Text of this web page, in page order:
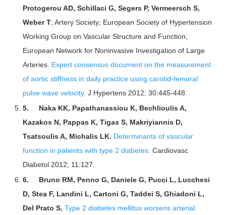
Protogerou AD, Schillaci G, Segers P, Vermeersch S,
Weber T; Artery Society; European Society of Hypertension
Working Group on Vascular Structure and Function;
European Network for Noninvasive Investigation of Large
Arteries. Expert consensus document on the measurement
of aortic stiffness in daily practice using carotid-femoral
pulse wave velocity. J Hypertens 2012; 30:445-448.
5. Naka KK, Papathanassiou K, Bechlioulis A,
Kazakos N, Pappas K, Tigas S, Makriyiannis D,
Tsatsoulis A, Michalis LK. Determinants of vascular
function in patients with type 2 diabetes. Cardiovasc
Diabetol 2012; 11:127.
6. Bruno RM, Penno G, Daniele G, Pucci L, Lucchesi
D, Stea F, Landini L, Cartoni G, Taddei S, Ghiadoni L,
Del Prato S. Type 2 diabetes mellitus worsens arterial